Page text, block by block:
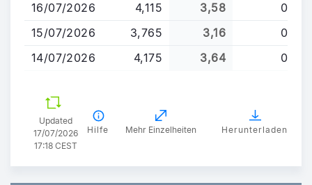
16/07/2026
4,115 3,58
0
15/07/2026
3,765 3,16
0
14/07/2026
4,175 3,64 0
Updated
17/07/2026
17:18 CEST
Hilfe Mehr Einzelheiten Herunterladen